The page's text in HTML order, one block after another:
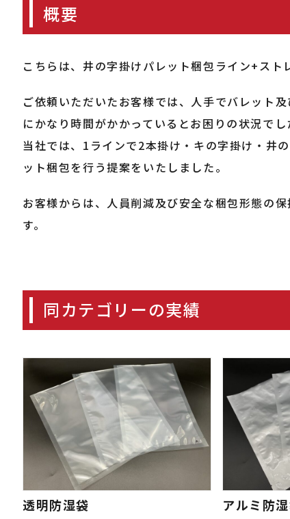
概要
こちらは、井の字掛けパレット梱包ライン+スト
ご依頼いただいたお客様では、人手でバレット
にかなり時間がかかっているとお困りの状況でし
当社では、1ラインで2本掛け・キの字掛け・井
ット梱包を行う提案をいたしました。
お客様からは、人員削減及び安全な梱包形態の
す。
同カテゴリーの実績
透明防湿袋 アルミ防